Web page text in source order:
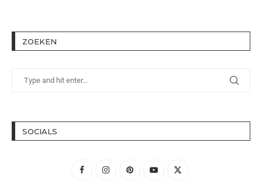
ZOEKEN
SOCIALS